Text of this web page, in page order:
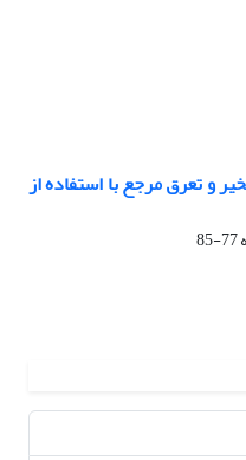
و تعرق مرجع با استفاده از
77-85